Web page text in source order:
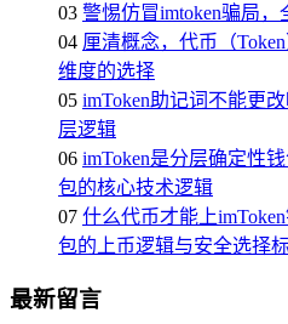
03 警惕仿冒imtoken骗局
04 厘清概念，代币（
维度的选择
05 imToken助记词不能更
层逻辑
06 imToken是分层确定性
包的核心技术逻辑
07 什么代币才能上
包的上币逻辑与安全选择
最新留言